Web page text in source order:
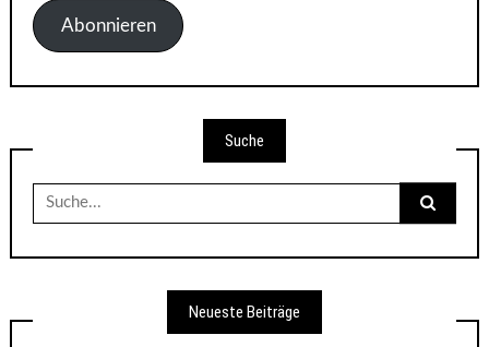
AdresseAbonnieren
Suche
Suche
nach:
Neueste Beiträge